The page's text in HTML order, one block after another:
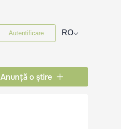
Autentificare RO⌵
Anunță o știre